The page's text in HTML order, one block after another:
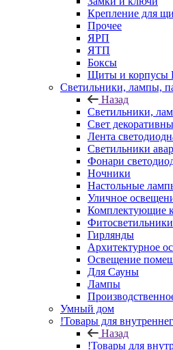
Крепление для
Прочее
ЯРП
ЯТП
Боксы
Щиты и корпусы
Светильники, лампы,
Назад
Светильники,
Свет
Лента
Светильники
Фонари
Ночники
Настольные
Уличное
Комплектующие
Фитосветильники
Гирлянды
Архитектурное
Освещение
Для Сауны
Лампы
Умный дом
!Товары для
Назад
!Товары для